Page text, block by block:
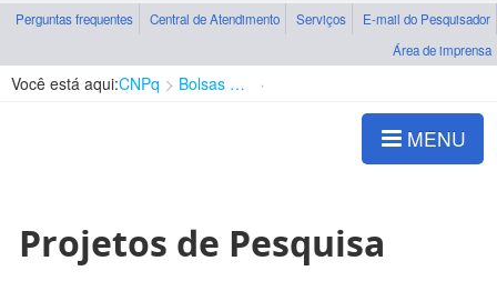
Perguntas frequentes Central de Atendimento Serviços
E-mail do Pesquisador
Área de imprensa
Você está aqui:CNPq Bolsas e Auxílios Vigentes
MENU
Projetos de Pesquisa